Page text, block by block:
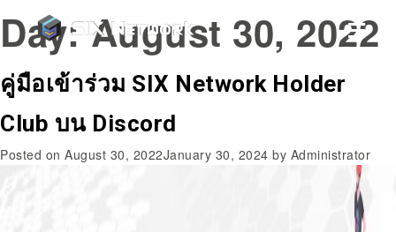
Day:August 30, 2022
คู่มือเข้าร่วม SIX Network Holder
Club บน Discord
Posted on August 30, 2022January 30, 2024 by Administrator